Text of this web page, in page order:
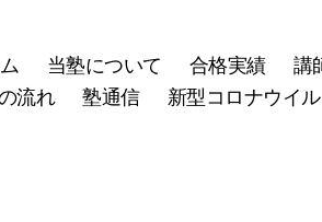
当塾について 合格実績
講
流れ
塾通信 新型コロナウイ